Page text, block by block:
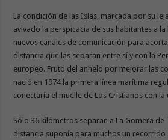
La condición de las Islas, marcada por su
avivado la perspicacia de sus habitantes a
nuevos canales de comunicación para
distancia que las separan entre sí y con la
europeo. Fruto del anhelo por mejorar las
nació en 1974 la primera línea marítima
conectaría el muelle de Los Cristianos con
Sólo 36 kilómetros separan a La Gomera de
distancia suponía para muchos un recorrido